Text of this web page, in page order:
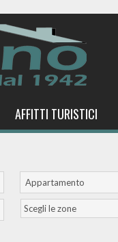
AFFITTI TURISTICI
Appartamento
Scegli le zone